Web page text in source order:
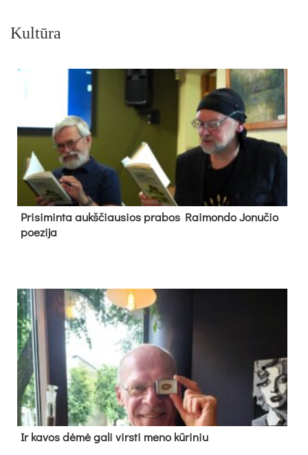
Kultūra
Pri­si­min­ta aukš­čiau­sios pra­bos Rai­mon­do Jo­nu­čio
poe­zi­ja
Ir ka­vos dė­mė ga­li virs­ti me­no kū­ri­niu